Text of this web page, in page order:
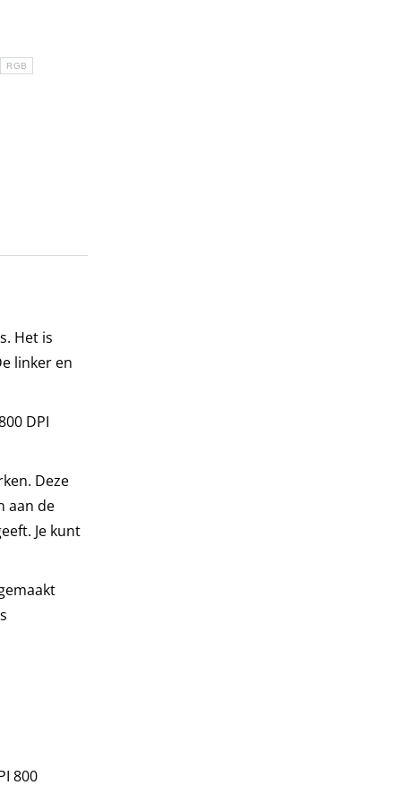
RGB
Het is
linker en
DPI
Deze
aan de
Je kunt
800